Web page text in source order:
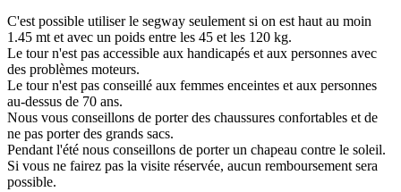
C'est possible utiliser le segway seulement si on est haut au moin
1.45 mt et avec un poids entre les 45 et les 120 kg.
Le tour n'est pas accessible aux handicapés et aux personnes avec
des problèmes moteurs.
Le tour n'est pas conseillé aux femmes enceintes et aux personnes
au-dessus de 70 ans.
Nous vous conseillons de porter des chaussures confortables et de
ne pas porter des grands sacs.
Pendant l'été nous conseillons de porter un chapeau contre le soleil.
Si vous ne fairez pas la visite réservée, aucun remboursement sera
possible.